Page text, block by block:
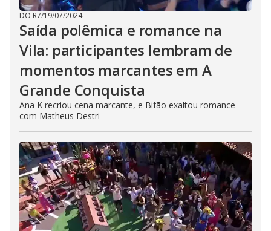
DO R7/19/07/2024
Saída polêmica e romance na
Vila: participantes lembram de
momentos marcantes em A
Grande Conquista
Ana K recriou cena marcante, e Bifão exaltou romance
com Matheus Destri